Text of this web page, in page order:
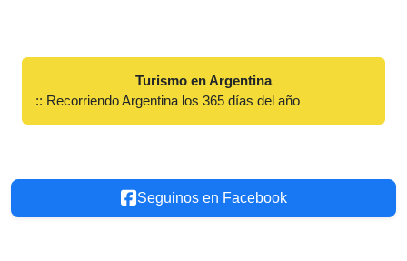
Turismo en Argentina
:: Recorriendo Argentina los 365 días del año
Seguinos en Facebook